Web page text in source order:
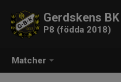
Matcher
Gerdskens BK
P8 (födda 2018)